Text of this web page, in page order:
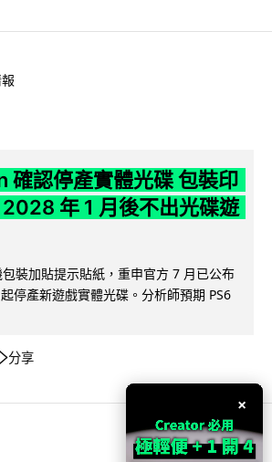
確認停產實體光碟 包裝印
年 1 月後不出光碟遊
裝加貼提示貼紙，重申官方 7 月已公布
停產新遊戲實體光碟。分析師預期 PS6
分享
×